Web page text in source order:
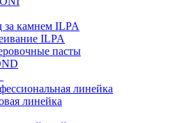
за камнем ILPA
ILPA
пасты
линейка
линейка